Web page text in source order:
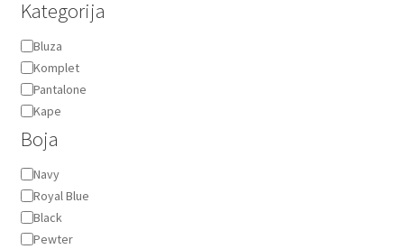
Kategorija
Kategorija
Bluza
Komplet
Pantalone
Kape
Boja
BojaNavy
Royal Blue
Black
Pewter